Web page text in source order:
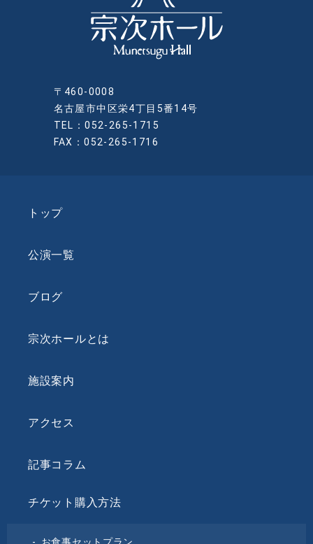
〒460-0008
名古屋市中区栄4丁目5番14号
TEL：052-265-1715
FAX：052-265-1716
トップ
公演一覧
ブログ
宗次ホールとは
施設案内
アクセス
記事コラム
チケット購入方法
お食事セットプラン